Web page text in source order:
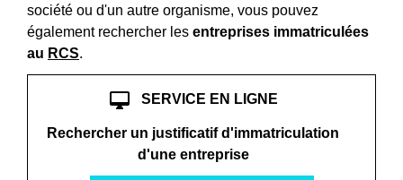
société ou d'un autre organisme, vous pouvez
également rechercher les entreprises immatriculées
au RCS.
desktop_mac SERVICE EN LIGNE
Rechercher un justificatif d'immatriculation
d'une entreprise